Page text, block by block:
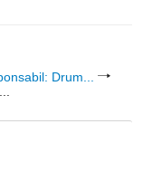
Drum...